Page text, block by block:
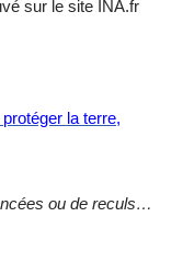
sur le site INA.fr
la terre,
ou de reculs…